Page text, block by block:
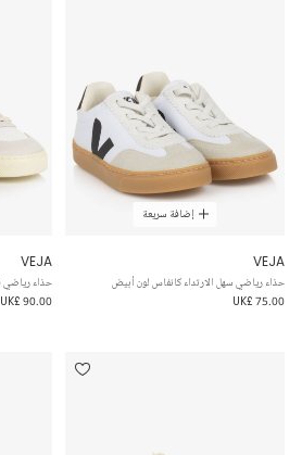
إضافة سريعة
VEJA
حذاء رياضي سهل الارتداء كانفاس لون أبيض
UK£ 75.00
VEJA
حذاء رياضي V-10 جلد لون أبيض وذهبي للبنات
UK£ 90.00